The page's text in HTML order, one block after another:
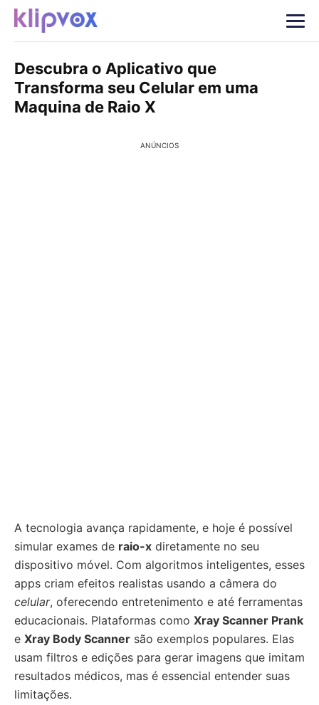
Descubra o Aplicativo que
Transforma seu Celular em uma
Maquina de Raio X
ANÚNCIOS
A tecnologia avança rapidamente, e hoje é possível
simular exames de raio-x diretamente no seu
dispositivo móvel. Com algoritmos inteligentes, esses
apps criam efeitos realistas usando a câmera do
celular, oferecendo entretenimento e até ferramentas
educacionais. Plataformas como Xray Scanner Prank
e Xray Body Scanner são exemplos populares. Elas
usam filtros e edições para gerar imagens que imitam
resultados médicos, mas é essencial entender suas
limitações.